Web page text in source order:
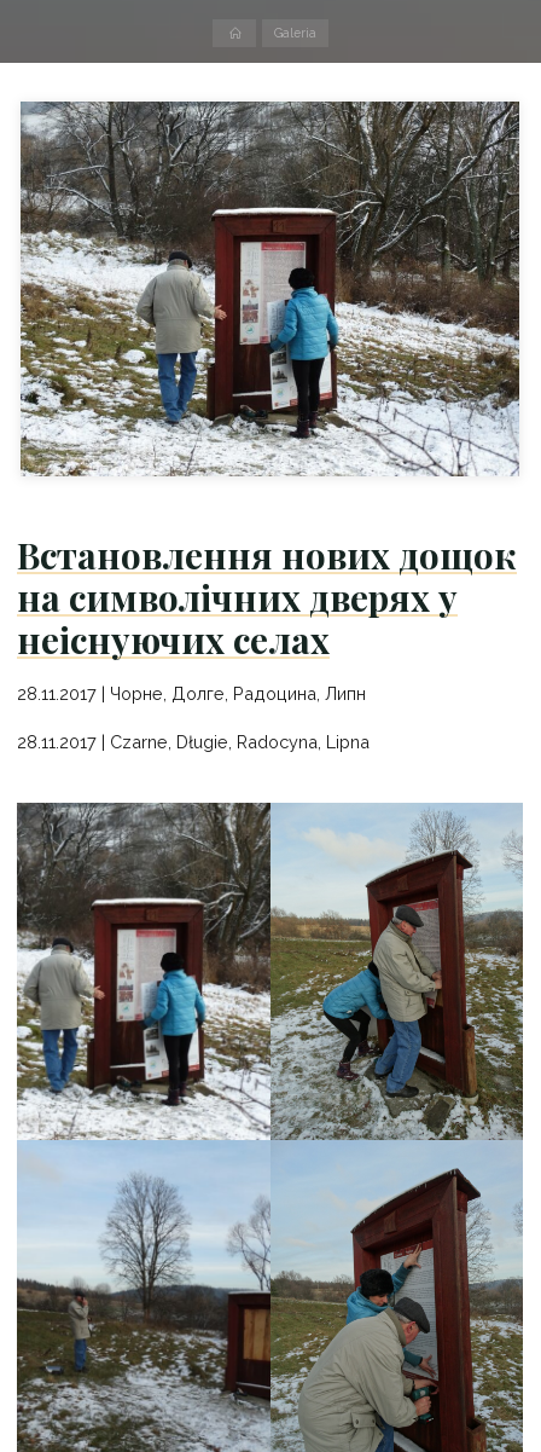
StronaGaleria
Встановлення нових дощок
на символічних дверях у
неіснуючих селах
28.11.2017 | Чорнe, Долге, Радоцина, Липн
28.11.2017 | Czarne, Długie, Radocyna, Lipna